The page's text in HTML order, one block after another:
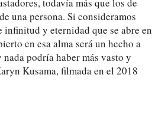
una persona. Si consideramos
y eternidad que se abre en
en esa alma será un hecho a
podría haber más vasto y
Kusama, filmada en el 2018